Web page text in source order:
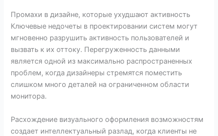
Промахи в дизайне, которые ухудшают активность
Ключевые недочеты в проектировании систем могут
мгновенно разрушить активность пользователей и
вызвать к их оттоку. Перегруженность данными
является одной из максимально распространенных
проблем, когда дизайнеры стремятся поместить
слишком много деталей на ограниченном области
монитора.
Расхождение визуального оформления возможностям
создает интеллектуальный разлад, когда клиенты не